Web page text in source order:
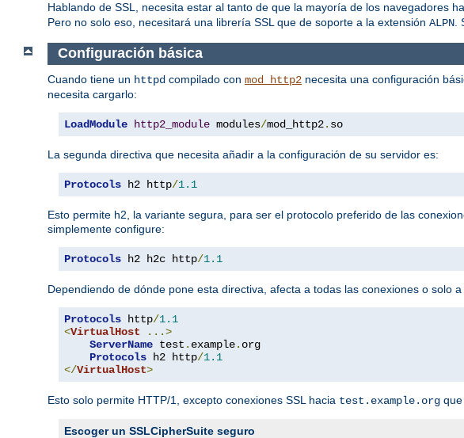
Hablando de SSL, necesita estar al tanto de que la mayoría de los navegadores
Pero no solo eso, necesitará una librería SSL que de soporte a la extensión ALPN.
Configuración básica
Cuando tiene un httpd compilado con mod_http2 necesita una configuración
necesita cargarlo:
LoadModule http2_module modules/mod_http2. so
La segunda directiva que necesita añadir a la configuración de su servidor es:
Protocols h2 http/1.1
Esto permite h2, la variante segura, para ser el protocolo preferido de las
simplemente configure:
Protocols h2 h2c http/1.1
Dependiendo de dónde pone esta directiva, afecta a todas las conexiones o solo
Protocols http/1.1
<VirtualHost
...>
ServerName test . example. org
Protocols h2 http/1.1
</VirtualHost>
Esto solo permite HTTP/1, excepto conexiones SSL hacia test.example.org que
Escoger un SSLCipherSuite seguro